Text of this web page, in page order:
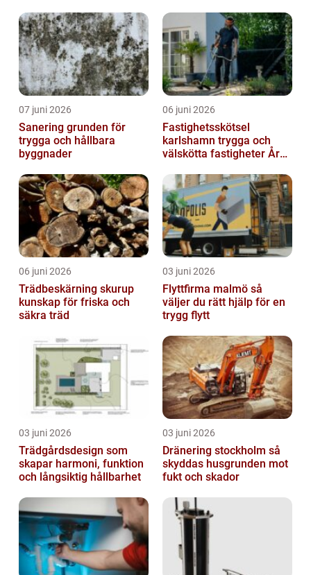
07 juni 2026
Sanering grunden för
trygga och hållbara
byggnader
06 juni 2026
Fastighetsskötsel
karlshamn trygga och
välskötta fastigheter Året
06 juni 2026
Trädbeskärning skurup
kunskap för friska och
säkra träd
03 juni 2026
Flyttfirma malmö så
väljer du rätt hjälp för en
trygg flytt
03 juni 2026
Trädgårdsdesign som
skapar harmoni, funktion
och långsiktig hållbarhet
03 juni 2026
Dränering stockholm så
skyddas husgrunden mot
fukt och skador